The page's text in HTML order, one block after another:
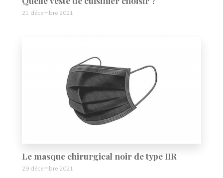
21 décembre 2021
Le masque chirurgical noir de type IIR
29 décembre 2021